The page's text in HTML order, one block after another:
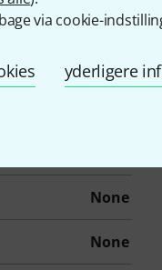
via cookie-
yderligere
12
Yes
None
None